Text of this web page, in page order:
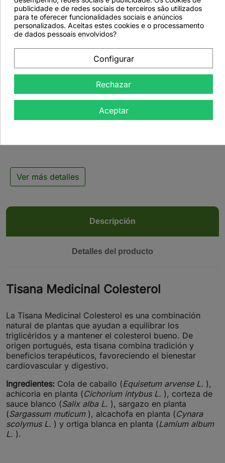

favorite_border
Tisana Medicinal
Ver más detalles
Descripción
Detalles del producto
Tisana Medicinal Colesterol
La Tisana Medicinal Colesterol es una combinación
natural de plantas que ayudan a equilibrar los
triglicéridos y a mantener el colesterol bueno. De
origen portugués, esta tisana combina tradición y
beneficios terapéuticos, favoreciendo el bienestar
cardiovascular y digestivo.
Ingredientes: Cola de caballo (Equisetum arvense L. ),
achicoria en planta (Cichorium intybus L. ), corteza de
sauce blanco (Salix alba L. ), sargazo en planta
(Sargassum muticum), alcachofa en planta (Cynara
scolymus L. ) y ortiga blanca en planta (Lamium album
L. ).
publicidade e de redes sociais de terceiros são utilizados
para te oferecer funcionalidades sociais e anúncios
personalizados. Aceitas estes cookies e o processamento
de dados pessoais envolvidos?
Configurar
Rechazar
Aceptar